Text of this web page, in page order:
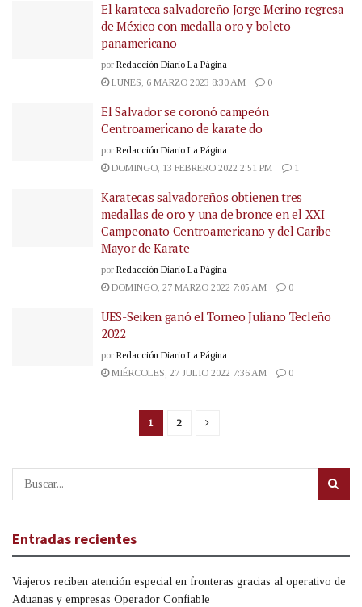
El karateca salvadoreño Jorge Merino regresa
de México con medalla oro y boleto
panamericano
por Redacción Diario La Página
LUNES, 6 MARZO 2023 8:30 AM
0
El Salvador se coronó campeón
Centroamericano de karate do
por Redacción Diario La Página
DOMINGO, 13 FEBRERO 2022 2:51 PM
1
Karatecas salvadoreños obtienen tres
medallas de oro y una de bronce en el XXI
Campeonato Centroamericano y del Caribe
Mayor de Karate
por Redacción Diario La Página
DOMINGO, 27 MARZO 2022 7:05 AM
0
UES-Seiken ganó el Torneo Juliano Tecleño
2022
por Redacción Diario La Página
MIÉRCOLES, 27 JULIO 2022 7:36 AM
0
1 2
Entradas recientes
Viajeros reciben atención especial en fronteras gracias al operativo de
Aduanas y empresas Operador Confiable